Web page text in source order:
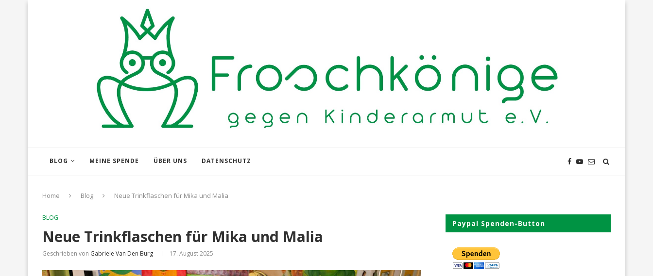
BLOG MEINE SPENDE ÜBER UNS DATENSCHUTZ
Home Blog Neue Trinkflaschen für Mika und Malia
BLOG
Neue Trinkflaschen für Mika und Malia
Geschrieben von Gabriele Van Den Burg 17. August 2025
Paypal Spenden-Button